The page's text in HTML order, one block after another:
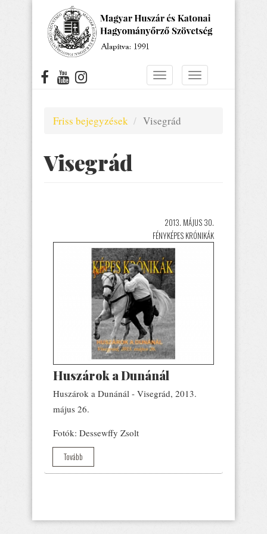
Navigáció
Navigáció
Friss bejegyzések
Visegrád
Visegrád
2013. MÁJUS 30.
FÉNYKÉPES KRÓNIKÁK
Huszárok a Dunánál
Huszárok a Dunánál - Visegrád, 2013.
május 26.
Fotók: Dessewffy Zsolt
Tovább